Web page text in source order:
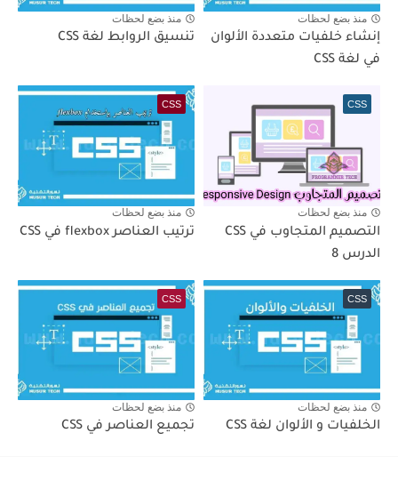
منذ بضع لحظات
إنشاء خلفيات متعددة الألوان
في لغة CSS
منذ بضع لحظات
تنسيق الروابط لغة CSS
CSS
منذ بضع لحظات
التصميم المتجاوب في CSS
الدرس 8
CSS
منذ بضع لحظات
ترتيب العناصر flexbox في CSS
CSS
منذ بضع لحظات
الخلفيات و الألوان لغة CSS
CSS
منذ بضع لحظات
تجميع العناصر في CSS